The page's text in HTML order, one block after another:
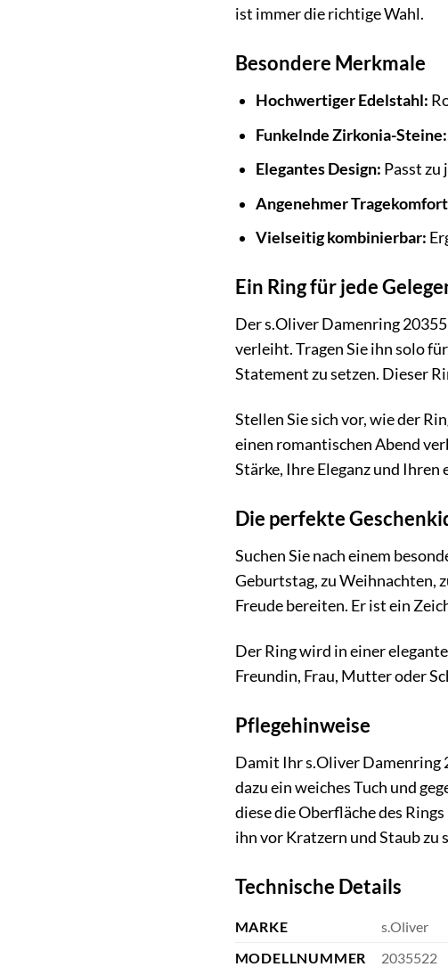
ist immer die richtige Wahl.
Besondere Merkmale
Hochwertiger Edelstahl:
Funkelnde Zirkonia-Steine:
Elegantes Design: Passt zu
Angenehmer
Vielseitig kombinierbar:
Ein Ring für jede
Der s.Oliver Damenring
verleiht. Tragen Sie ihn solo
Statement zu setzen. Dieser
Stellen Sie sich vor, wie der
einen romantischen Abend
Stärke, Ihre Eleganz und
Die perfekte
Suchen Sie nach einem
Geburtstag, zu Weihnachten,
Freude bereiten. Er ist ein
Der Ring wird in einer
Freundin, Frau, Mutter oder
Pflegehinweise
Damit Ihr s.Oliver Damenring
dazu ein weiches Tuch und
diese die Oberfläche des
ihn vor Kratzern und Staub zu
Technische Details
MARKE
s.Oliver
MODELLNUMMER
2035522